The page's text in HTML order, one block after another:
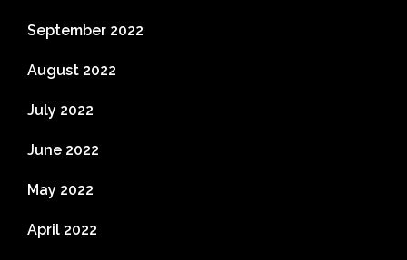
September 2022
August 2022
July 2022
June 2022
May 2022
April 2022